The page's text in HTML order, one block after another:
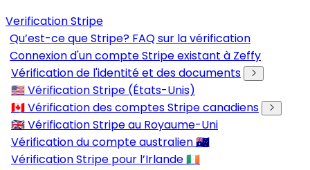
Verification Stripe
Qu’est-ce que Stripe? FAQ sur la vérification
Connexion d'un compte Stripe existant à Zeffy
Vérification de l'identité et des documents
🇺🇸 Vérification Stripe (États-Unis)
🇨🇦 Vérification des comptes Stripe canadiens
🇬🇧 Vérification Stripe au Royaume-Uni
Vérification du compte australien 🇦🇺
Vérification Stripe pour l’Irlande 🇮🇪